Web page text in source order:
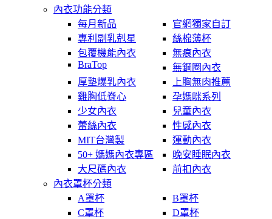
內衣功能分類
每月新品
官網獨家自訂
專利副乳剋星
絲棉薄杯
包覆機能內衣
無痕內衣
BraTop
無鋼圈內衣
厚墊爆乳內衣
上胸無肉推薦
雞胸低脊心
孕媽咪系列
少女內衣
兒童內衣
蕾絲內衣
性感內衣
MIT台灣製
運動內衣
50+ 媽媽內衣專區
晚安睡眠內衣
大尺碼內衣
前扣內衣
內衣罩杯分類
A罩杯
B罩杯
C罩杯
D罩杯